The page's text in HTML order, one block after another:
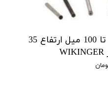
مته گردبر TCT از قطر 12 تا 100 میل ارتفاع 35